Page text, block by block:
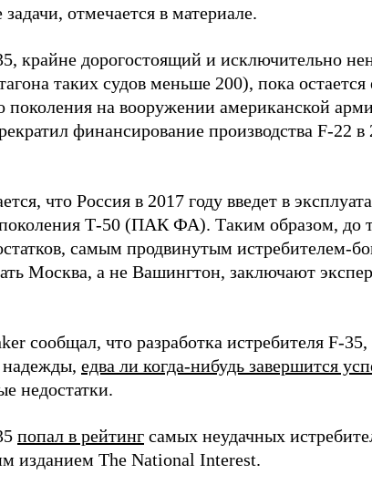
отмечается в материале.
крайне дорогостоящий и исключительно
таких судов меньше 200), пока
поколения на вооружении американской
финансирование производства F-22 в
что Россия в 2017 году введет в
поколения Т-50 (ПАК ФА). Таким образом, до
самым продвинутым истребителем-
Москва, а не Вашингтон, заключают
сообщал, что разработка истребителя F-
надежды, едва ли когда-нибудь завершится
недостатки.
попал в рейтинг самых неудачных
изданием The National Interest.